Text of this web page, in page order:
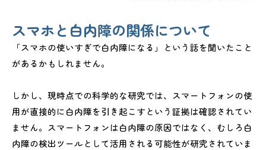
スマホと白内障の関係について
「スマホの使いすぎで白内障になる」という話を聞いたこと
があるかもしれません。
しかし、現時点での科学的な研究では、スマートフォンの使
用が直接的に白内障を引き起こすという証拠は確認されてい
ません。スマートフォンは白内障の原因ではなく、むしろ白
内障の検出ツールとして活用される可能性が研究されていま